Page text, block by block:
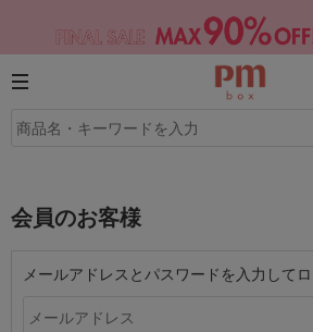
会員のお客様
メールアドレスとパスワードを入力して